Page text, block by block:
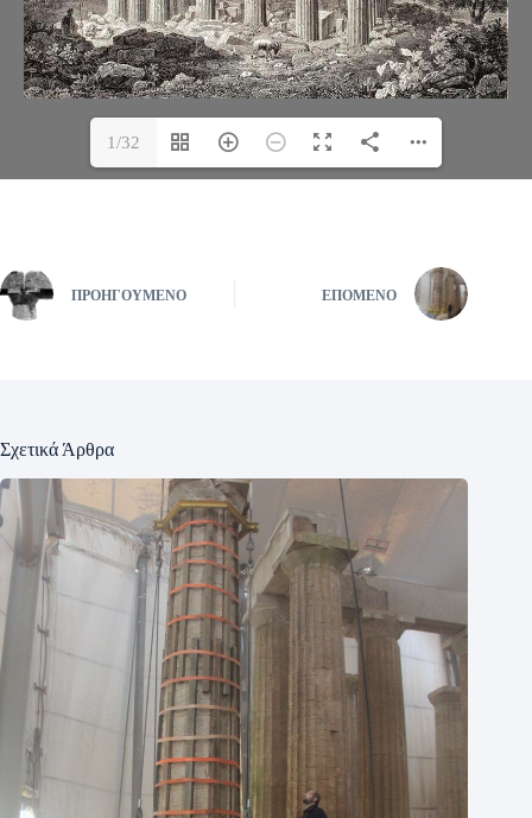
1/32
ΠΡΟΗΓΟΎΜΕΝΟ ΕΠΌΜΕΝΟ
Σχετικά Άρθρα